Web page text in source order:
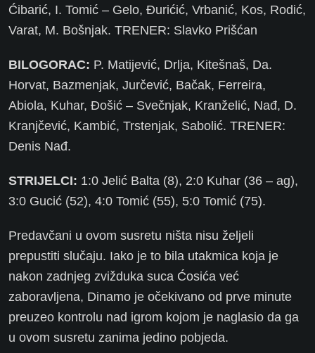
Ćibarić, I. Tomić – Gelo, Đurićić, Vrbanić, Kos, Rodić,
Varat, M. Bošnjak. TRENER: Slavko Prišćan
BILOGORAC: P. Matijević, Drlja, Kitešnaš, Da.
Horvat, Bazmenjak, Jurčević, Bačak, Ferreira,
Abiola, Kuhar, Đošić – Svečnjak, Kranželić, Nađ, D.
Kranjčević, Kambić, Trstenjak, Sabolić. TRENER:
Denis Nađ.
STRIJELCI: 1:0 Jelić Balta (8), 2:0 Kuhar (36 – ag),
3:0 Gucić (52), 4:0 Tomić (55), 5:0 Tomić (75).
Predavčani u ovom susretu ništa nisu željeli
prepustiti slučaju. Iako je to bila utakmica koja je
nakon zadnjeg zvižduka suca Ćosića već
zaboravljena, Dinamo je očekivano od prve minute
preuzeo kontrolu nad igrom kojom je naglasio da ga
u ovom susretu zanima jedino pobjeda.